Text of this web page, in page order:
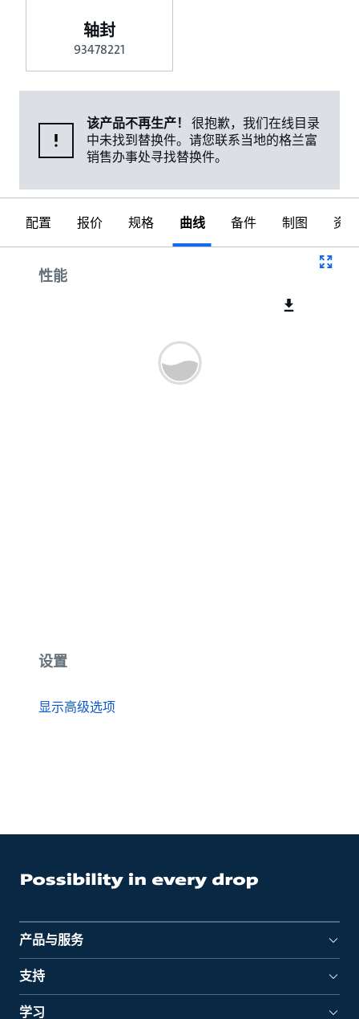
轴封
93478221
该产品不再生产！
很抱歉，我们在线目录
中未找到替换件。请您联系当地的格兰富
销售办事处寻找替换件。
配置 报价 规格 曲线 备件 制图 资料
性能
设置
显示高级选项
产品与服务
支持
学习